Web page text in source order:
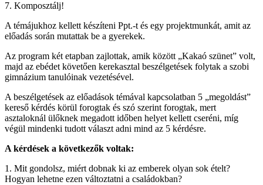
7. Komposztálj!
A témájukhoz kellett készíteni Ppt.-t és egy projektmunkát, amit az
előadás során mutattak be a gyerekek.
Az program két etapban zajlottak, amik között „Kakaó szünet” volt,
majd az ebédet követően kerekasztal beszélgetések folytak a szobi
gimnázium tanulóinak vezetésével.
A beszélgetések az előadások témával kapcsolatban 5 „megoldást”
kereső kérdés körül forogtak és szó szerint forogtak, mert
asztaloknál ülőknek megadott időben helyet kellett cseréni, míg
végül mindenki tudott választ adni mind az 5 kérdésre.
A kérdések a következők voltak:
1. Mit gondolsz, miért dobnak ki az emberek olyan sok ételt?
Hogyan lehetne ezen változtatni a családokban?